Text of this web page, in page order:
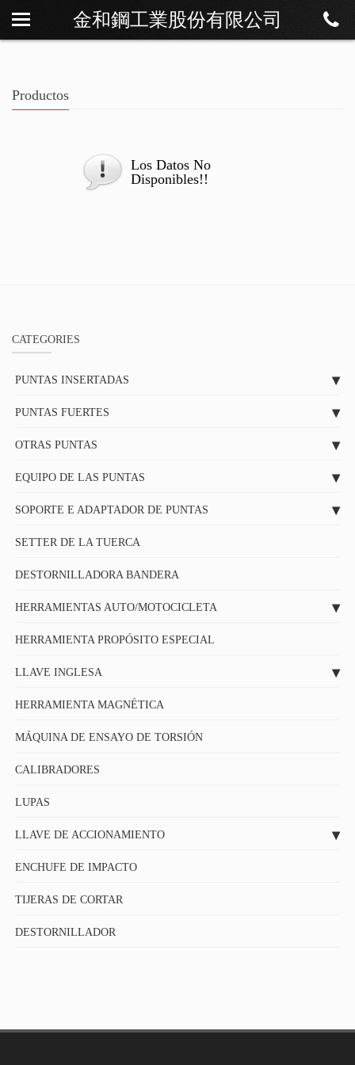
金和鋼工業股份有限公司
Sobre Os
Productos
Los Datos No
Disponibles!!
CATEGORIES
PUNTAS INSERTADAS
PUNTAS FUERTES
OTRAS PUNTAS
EQUIPO DE LAS PUNTAS
SOPORTE E ADAPTADOR DE PUNTAS
SETTER DE LA TUERCA
DESTORNILLADORA BANDERA
HERRAMIENTAS AUTO/MOTOCICLETA
HERRAMIENTA PROPÓSITO ESPECIAL
LLAVE INGLESA
HERRAMIENTA MAGNÉTICA
MÁQUINA DE ENSAYO DE TORSIÓN
CALIBRADORES
LUPAS
LLAVE DE ACCIONAMIENTO
ENCHUFE DE IMPACTO
TIJERAS DE CORTAR
DESTORNILLADOR